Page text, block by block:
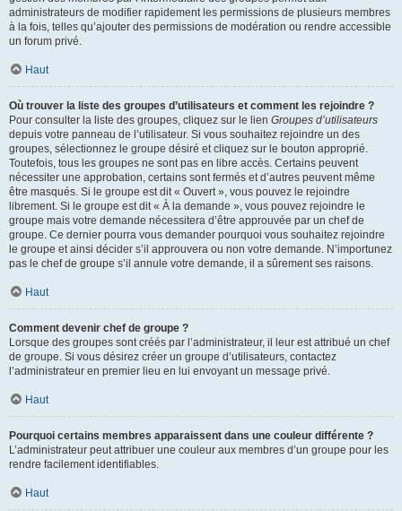
administrateurs de modifier rapidement les permissions de plusieurs membres
à la fois, telles qu’ajouter des permissions de modération ou rendre accessible
un forum privé.
Haut
Où trouver la liste des groupes d’utilisateurs et comment les rejoindre ?
Pour consulter la liste des groupes, cliquez sur le lien Groupes d’utilisateurs
depuis votre panneau de l’utilisateur. Si vous souhaitez rejoindre un des
groupes, sélectionnez le groupe désiré et cliquez sur le bouton approprié.
Toutefois, tous les groupes ne sont pas en libre accès. Certains peuvent
nécessiter une approbation, certains sont fermés et d’autres peuvent même
être masqués. Si le groupe est dit « Ouvert », vous pouvez le rejoindre
librement. Si le groupe est dit « À la demande », vous pouvez rejoindre le
groupe mais votre demande nécessitera d’être approuvée par un chef de
groupe. Ce dernier pourra vous demander pourquoi vous souhaitez rejoindre
le groupe et ainsi décider s’il approuvera ou non votre demande. N’importunez
pas le chef de groupe s’il annule votre demande, il a sûrement ses raisons.
Haut
Comment devenir chef de groupe ?
Lorsque des groupes sont créés par l’administrateur, il leur est attribué un chef
de groupe. Si vous désirez créer un groupe d’utilisateurs, contactez
l’administrateur en premier lieu en lui envoyant un message privé.
Haut
Pourquoi certains membres apparaissent dans une couleur différente ?
L’administrateur peut attribuer une couleur aux membres d’un groupe pour les
rendre facilement identifiables.
Haut